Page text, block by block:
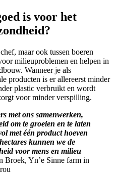
is voor het
maar ook tussen boeren
milieuproblemen en helpen in
Wanneer je als
producten is er allereerst minder
plastic verbruikt en wordt
voor minder verspilling.
met ons samenwerken,
om te groeien en te laten
met één product hoeven
kunnen we de
voor mens en milieu
Broek, Yn’e Sinne farm in